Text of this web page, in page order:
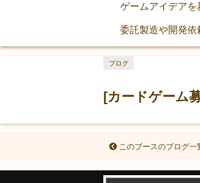
ゲームアイデア
委託製造や開発
[カードゲーム
ブログ
このブースのブログ一